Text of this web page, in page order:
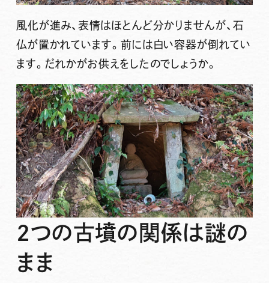
風化が進み、表情はほとんど分かりませんが、石
仏が置かれています。前には白い容器が倒れてい
ます。だれかがお供えをしたのでしょうか。
2つの古墳の関係は謎の
まま